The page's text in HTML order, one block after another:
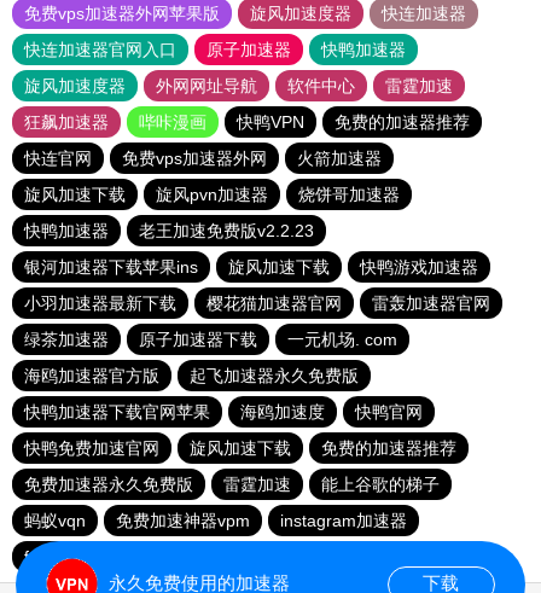
免费vps加速器外网苹果版
旋风加速度器
快连加速器
快连加速器官网入口
原子加速器
快鸭加速器
旋风加速度器
外网网址导航 软件中心
雷霆加速
狂飙加速器
哔咔漫画 快鸭VPN
免费的加速器推荐
快连官网
免费vps加速器外网
火箭加速器
旋风加速下载
旋风pvn加速器
烧饼哥加速器
快鸭加速器
老王加速免费版v2.2.23
银河加速器下载苹果ins
旋风加速下载
快鸭游戏加速器
小羽加速器最新下载
樱花猫加速器官网
雷轰加速器官网
绿茶加速器
原子加速器下载
一元机场. com
海鸥加速器官方版
起飞加速器永久免费版
快鸭加速器下载官网苹果
海鸥加速度
快鸭官网
快鸭免费加速官网
旋风加速下载
免费的加速器推荐
免费加速器永久免费版
雷霆加速
能上谷歌的梯子
蚂蚁vqn
免费加速神器vpm
instagram加速器
fy66加速器
永久免费使用的加速器 下载